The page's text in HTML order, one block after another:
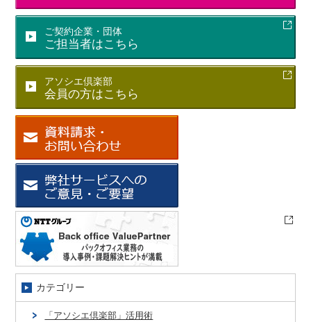
ご契約企業・団体
ご担当者はこちら
アソシエ倶楽部
会員の方はこちら
カテゴリー
「アソシエ倶楽部」活用術